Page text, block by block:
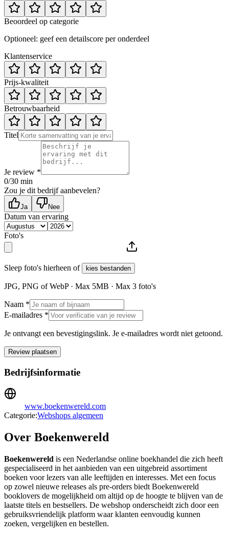
Beoordeel op categorie
Optioneel: geef een detailscore per onderdeel
Klantenservice
Prijs-kwaliteit
Betrouwbaarheid
Titel
Je review *
0/30 min
Zou je dit bedrijf aanbevelen?
Ja Nee
Datum van ervaring
Foto's
Sleep foto's hierheen of kies bestanden
JPG, PNG of WebP · Max 5MB · Max 3 foto's
Naam *
E-mailadres *
Je ontvangt een bevestigingslink. Je e-mailadres wordt niet getoond.
Review plaatsen
Bedrijfsinformatie
www.boekenwereld.com
Categorie:Webshops algemeen
Over Boekenwereld
Boekenwereld is een Nederlandse online boekhandel die zich heeft
gespecialiseerd in het aanbieden van een uitgebreid assortiment
boeken voor lezers van alle leeftijden en interesses. Met een focus
op zowel nieuwe releases als pre-orders biedt Boekenwereld
booklovers de mogelijkheid om altijd op de hoogte te blijven van de
laatste titels en bestsellers. De webshop onderscheidt zich door een
gebruiksvriendelijk platform waar klanten eenvoudig kunnen
zoeken, vergelijken en bestellen.